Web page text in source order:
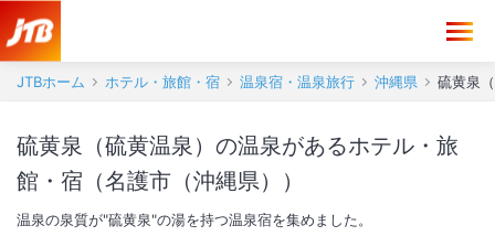
JTBホーム ホテル・旅館・宿 温泉宿・温泉旅行 沖縄県 硫黄泉
硫黄泉（硫黄温泉）の温泉があるホテル・旅
館・宿（名護市（沖縄県））
温泉の泉質が"硫黄泉"の湯を持つ温泉宿を集めました。